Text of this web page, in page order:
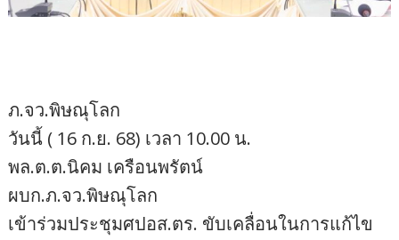
ภ.จว.พิษณุโลก
วันนี้ ( 16 ก.ย. 68) เวลา 10.00 น.
พล.ต.ต.นิคม เครือนพรัตน์
ผบก.ภ.จว.พิษณุโลก
เข้าร่วมประชุมศปอส.ตร. ขับเคลื่อนในการแก้ไข